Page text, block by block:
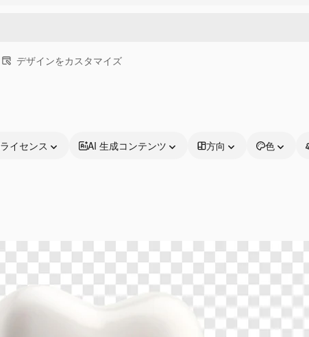
デザインをカスタマイズ
ライセンス AI 生成コンテンツ 方向 色
を導くためのプラ
はじめに